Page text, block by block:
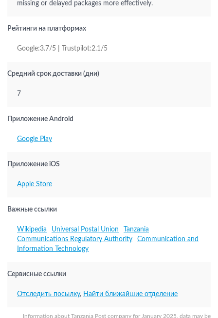
Information about Tanzania Post company for January 2025, data may be
missing or delayed packages more effectively.
Рейтинги на платформах
Google:3.7/5 | Trustpilot:2.1/5
Средний срок доставки (дни)
7
Приложение Android
Google Play
Приложение iOS
Apple Store
Важные ссылки
Wikipedia Universal Postal Union
Tanzania
Communications Regulatory Authority
Communication and
Information Technology
Сервисные ссылки
Отследить посылку, Найти ближайшие отделение